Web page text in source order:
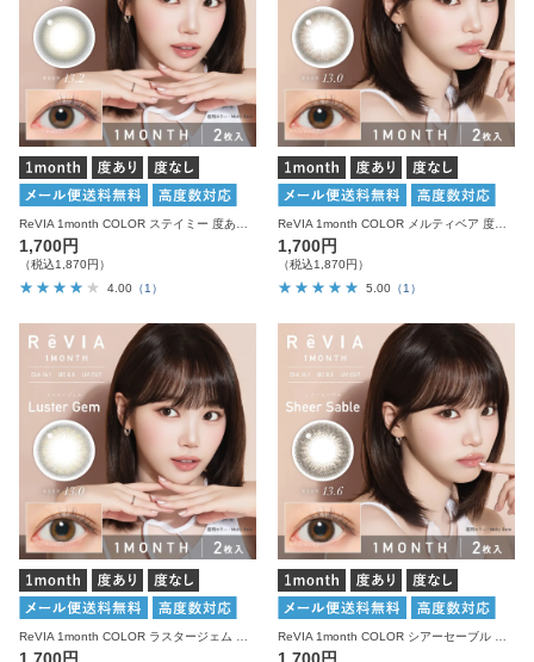
1,700円
（税込1,870円）
4.00 （1）
1,700円
（税込1,870円）
5.00 （1）
ReVIA 1month COLOR ラスタージェム 度あり 度なし 1箱2枚入り レヴィア カラコン ReVIA 1month COLOR シアーセーブル 度あり 度なし 1箱2枚入り レヴィア カラコン